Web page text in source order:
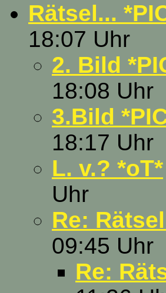
Rätsel...
18:07 Uhr
2. Bild
18:08 Uhr
3.Bild
18:17 Uhr
L. v.? *oT*
Uhr
Re:
09:45 Uhr
Re: